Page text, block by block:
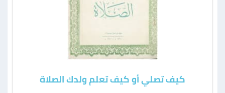
كيف تصلي أو كيف تعلم ولدك الصلاة